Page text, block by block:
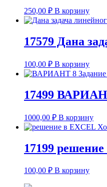
250,00 ₽ В корзину
17579 Дана
100,00 ₽ В корзину
17499
1000,00 ₽ В корзину
17199
100,00 ₽ В корзину